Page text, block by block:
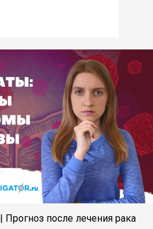
после лечения рака